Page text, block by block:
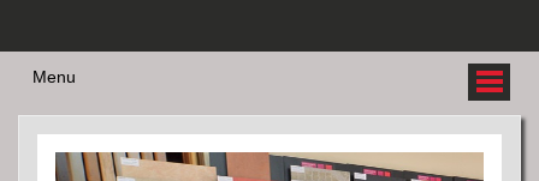
Menu